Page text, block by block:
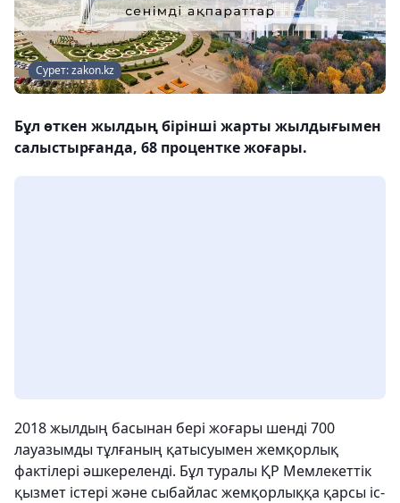
Сурет: zakon.kz
Бұл өткен жылдың бірінші жарты жылдығымен
салыстырғанда, 68 процентке жоғары.
2018 жылдың басынан бері жоғары шенді 700
лауазымды тұлғаның қатысуымен жемқорлық
фактілері әшкереленді. Бұл туралы ҚР Мемлекеттік
қызмет істері және сыбайлас жемқорлыққа қарсы іс-